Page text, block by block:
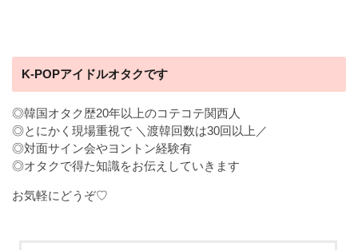
K-POPアイドルオタクです
◎韓国オタク歴20年以上のコテコテ関西人
◎とにかく現場重視で ＼渡韓回数は30回以上／
◎対面サイン会やヨントン経験有
◎オタクで得た知識をお伝えしていきます
お気軽にどうぞ♡